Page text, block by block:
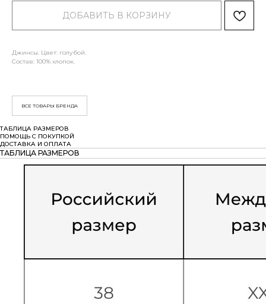
ДОБАВИТЬ В КОРЗИНУ
Джинсы. Цвет: голубой.
Состав: 100% хлопок.
ВСЕ ТОВАРЫ БРЕНДА
ТАБЛИЦА РАЗМЕРОВ
ПОМОЩЬ С ПОКУПКОЙ
ДОСТАВКА И ОПЛАТА
ТАБЛИЦА РАЗМЕРОВ